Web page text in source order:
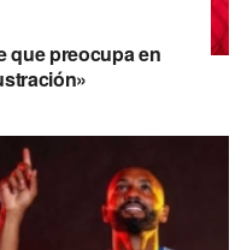
que preocupa en